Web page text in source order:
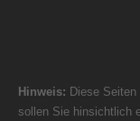
Hinweis: Diese
sollen Sie hinsichtlich